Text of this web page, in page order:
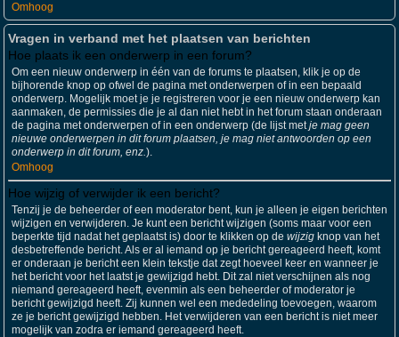
Omhoog
Vragen in verband met het plaatsen van berichten
Hoe plaats ik een onderwerp in een forum?
Om een nieuw onderwerp in één van de forums te plaatsen, klik je op de
bijhorende knop op ofwel de pagina met onderwerpen of in een bepaald
onderwerp. Mogelijk moet je je registreren voor je een nieuw onderwerp kan
aanmaken, de permissies die je al dan niet hebt in het forum staan onderaan
de pagina met onderwerpen of in een onderwerp (de lijst metje mag geen
nieuwe onderwerpen in dit forum plaatsen, je mag niet antwoorden op een
onderwerp in dit forum, enz.).
Omhoog
Hoe wijzig of verwijder ik een bericht?
Tenzij je de beheerder of een moderator bent, kun je alleen je eigen berichten
wijzigen en verwijderen. Je kunt een bericht wijzigen (soms maar voor een
beperkte tijd nadat het geplaatst is) door te klikken op de wijzig knop van het
desbetreffende bericht. Als er al iemand op je bericht gereageerd heeft, komt
er onderaan je bericht een klein tekstje dat zegt hoeveel keer en wanneer je
het bericht voor het laatst je gewijzigd hebt. Dit zal niet verschijnen als nog
niemand gereageerd heeft, evenmin als een beheerder of moderator je
bericht gewijzigd heeft. Zij kunnen wel een mededeling toevoegen, waarom
ze je bericht gewijzigd hebben. Het verwijderen van een bericht is niet meer
mogelijk van zodra er iemand gereageerd heeft.